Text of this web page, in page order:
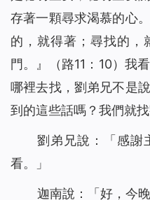
存著一顆尋求渴慕的心
的，就得著；尋找的，
門。』
（路11：10）我
哪裡去找，劉弟兄不是
到的這些話嗎？我們就
劉弟兄說：「感謝
看。」
迦南說：「好，今晚